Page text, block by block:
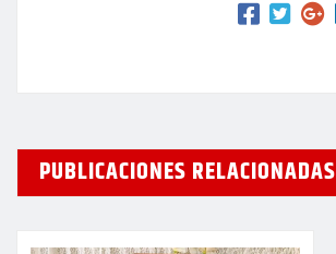
PUBLICACIONES RELACIONADAS